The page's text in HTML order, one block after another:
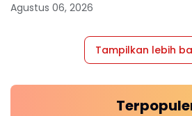
Agustus 06, 2026
Tampilkan lebih